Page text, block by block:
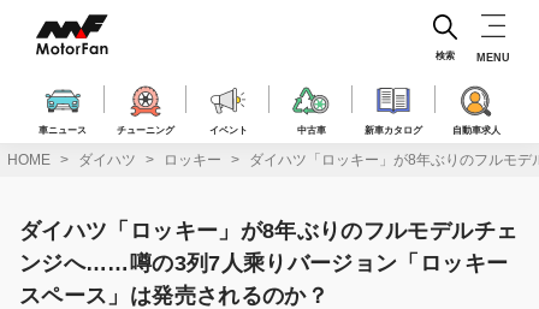
ス
車ニュース チューニング イベント 中古車 新車カタログ 自動車求人
検索 MENU
HOME ダイハツ ロッキー ダイハツ「ロッキー」が8年ぶりのフルモ
ダイハツ「ロッキー」が8年ぶりのフルモデルチェ
ンジへ……噂の3列7人乘りバージョン「ロッキー
スペース」は発売されるのか？